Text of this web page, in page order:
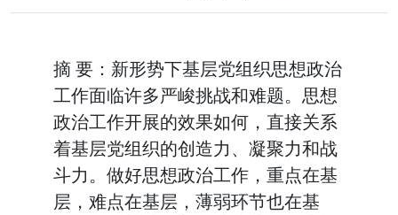
摘 要：新形势下基层党组织思想政治
工作面临许多严峻挑战和难题。思想
政治工作开展的效果如何，直接关系
着基层党组织的创造力、凝聚力和战
斗力。做好思想政治工作，重点在基
层，难点在基层，薄弱环节也在基